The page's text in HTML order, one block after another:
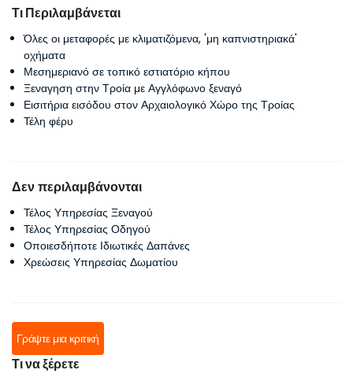
Τι Περιλαμβάνεται
Όλες οι μεταφορές με κλιματιζόμενα, 'μη καπνιστηριακά'
οχήματα
Μεσημεριανό σε τοπικό εστιατόριο κήπου
Ξεναγηση στην Τροία με Αγγλόφωνο ξεναγό
Εισιτήρια εισόδου στον Αρχαιολογικό Χώρο της Τροίας
Τέλη φέρυ
Δεν περιλαμβάνονται
Τέλος Υπηρεσίας Ξεναγού
Τέλος Υπηρεσίας Οδηγού
Οποιεσδήποτε Ιδιωτικές Δαπάνες
Χρεώσεις Υπηρεσίας Δωματίου
Γράψτε μια κριτική
Τι να ξέρετε